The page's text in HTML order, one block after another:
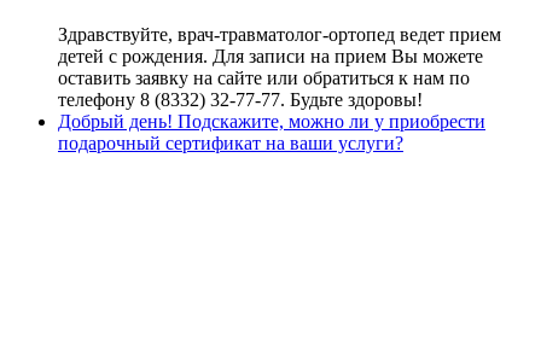
Здравствуйте, врач-травматолог-ортопед ведет прием
детей с рождения. Для записи на прием Вы можете
оставить заявку на сайте или обратиться к нам по
телефону 8 (8332) 32-77-77. Будьте здоровы!
Добрый день! Подскажите, можно ли у приобрести
подарочный сертификат на ваши услуги?